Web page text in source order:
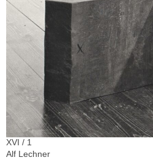
XVI / 1
Alf Lechner